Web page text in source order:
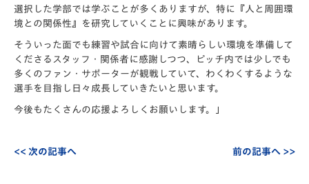
選択した学部では学ぶことが多くありますが、特に『人と周囲環
境との関係性』を研究していくことに興味があります。
そういった面でも練習や試合に向けて素晴らしい環境を準備して
くださるスタッフ・関係者に感謝しつつ、ピッチ内では少しでも
多くのファン・サポーターが観戦していて、わくわくするような
選手を目指し日々成長していきたいと思います。
今後もたくさんの応援よろしくお願いします。」
<< 次の記事へ 前の記事へ >>